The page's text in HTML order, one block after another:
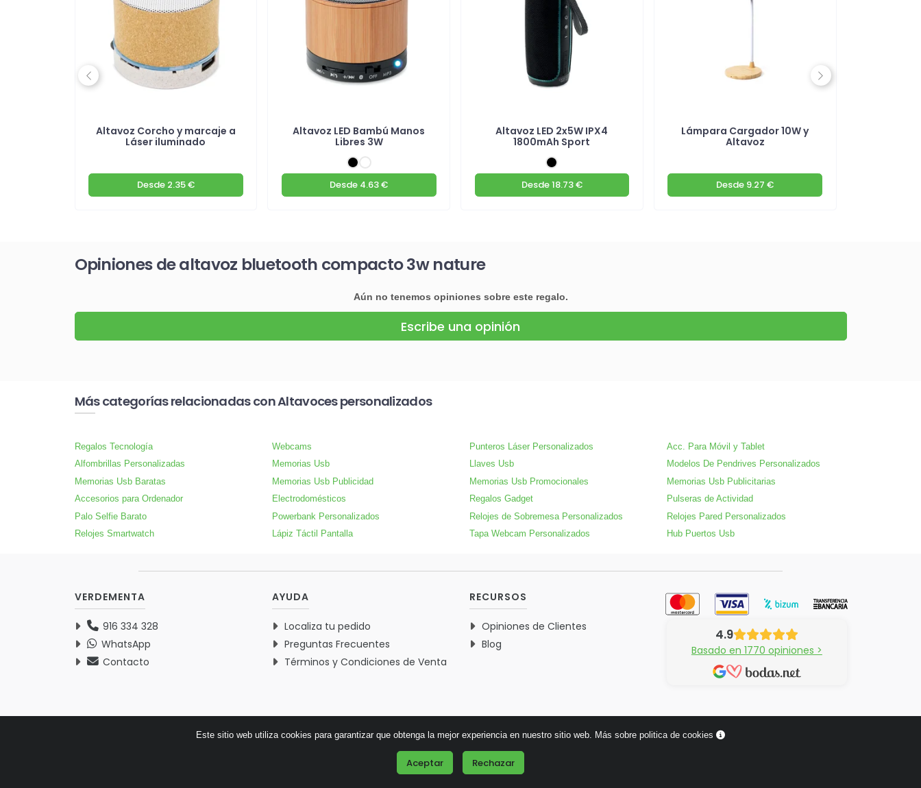
Altavoz Corcho y marcaje a
Láser iluminado
Desde2.35 €
Altavoz LED Bambú Manos
Libres 3W
Desde 4.63 €
Altavoz LED 2x5W IPX4
1800mAh Sport
Desde18.73 €
Lámpara Cargador 10W y
Altavoz
Desde 9.27 €
Previous Next
Opiniones de altavoz bluetooth compacto 3w nature
Aún no tenemos opiniones sobre este regalo.
Escribe una opinión
Más categorías relacionadas con Altavoces personalizados
Regalos Tecnología Webcams Punteros Láser Personalizados
Acc. Para Móvil y Tablet
Alfombrillas Personalizadas
Memorias Usb Llaves Usb
Modelos De Pendrives Personalizados
Memorias Usb Baratas
Memorias Usb Publicidad Memorias Usb Promocionales
Memorias Usb Publicitarias
Accesorios para Ordenador
Electrodomésticos Regalos Gadget
Pulseras de Actividad
Palo Selfie Barato
Powerbank Personalizados Relojes de Sobremesa Personalizados
Relojes Pared Personalizados
Relojes Smartwatch
Lápiz Táctil Pantalla Tapa Webcam Personalizados Hub Puertos Usb
VERDEMENTA
916 334 328
WhatsApp
Contacto
AYUDA
Localiza tu pedido
Preguntas Frecuentes
Términos y Condiciones de Venta
RECURSOS
Opiniones de Clientes
Blog
4.9
Basado en 1770 opiniones >
© 2026 Verdementa.es - Todos los derechos reservados.
Este sitio web utiliza cookies para garantizar que obtenga la mejor experiencia en nuestro sitio web. Más sobre politica de cookies
Aceptar Rechazar